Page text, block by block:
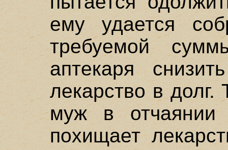
ему удается
требуемой
аптекаря
лекарство в долг.
муж в отчаянии
похищает